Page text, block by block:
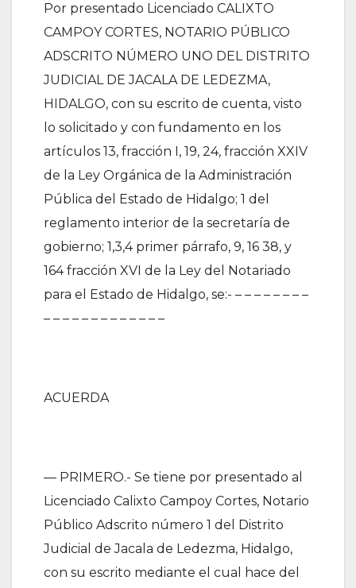
Por presentado Licenciado CALIXTO
CAMPOY CORTES, NOTARIO PÚBLICO
ADSCRITO NÚMERO UNO DEL DISTRITO
JUDICIAL DE JACALA DE LEDEZMA,
HIDALGO, con su escrito de cuenta, visto
lo solicitado y con fundamento en los
artículos 13, fracción I, 19, 24, fracción XXIV
de la Ley Orgánica de la Administración
Pública del Estado de Hidalgo; 1 del
reglamento interior de la secretaría de
gobierno; 1,3,4 primer párrafo, 9, 16 38, y
164 fracción XVI de la Ley del Notariado
para el Estado de Hidalgo, se:- – – – – – – – –
– – – – – – – – – – – – –
ACUERDA
— PRIMERO.- Se tiene por presentado al
Licenciado Calixto Campoy Cortes, Notario
Público Adscrito número 1 del Distrito
Judicial de Jacala de Ledezma, Hidalgo,
con su escrito mediante el cual hace del